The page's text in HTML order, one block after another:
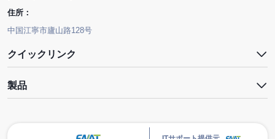
住所：
中国江寧市廬山路128号
クイックリンク
製品